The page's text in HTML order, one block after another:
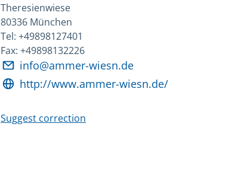
Theresienwiese
80336 München
Tel: +49898127401
Fax: +49898132226
info@ammer-wiesn.de
http://www.ammer-wiesn.de/
Suggest correction